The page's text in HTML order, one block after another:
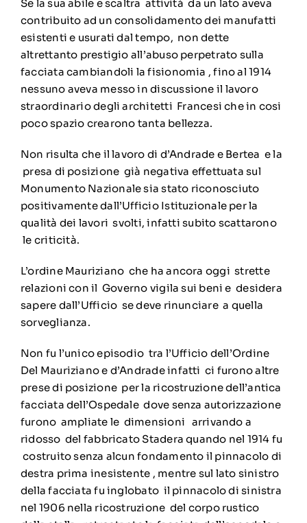
Se la sua abile e scaltra attività da un lato aveva
contribuito ad un consolidamento dei manufatti
esistenti e usurati dal tempo, non dette
altrettanto prestigio all’abuso perpetrato sulla
facciata cambiandoli la fisionomia , fino al 1914
nessuno aveva messo in discussione il lavoro
straordinario degli architetti Francesi che in cosi
poco spazio crearono tanta bellezza.
Non risulta che il lavoro di d’Andrade e Bertea e la
presa di posizione già negativa effettuata sul
Monumento Nazionale sia stato riconosciuto
positivamente dall’Ufficio Istituzionale per la
qualità dei lavori svolti, infatti subito scattarono
le criticità.
L’ordine Mauriziano che ha ancora oggi strette
relazioni con il Governo vigila sui beni e desidera
sapere dall’Ufficio se deve rinunciare a quella
sorveglianza.
Non fu l’unico episodio tra l’Ufficio dell’Ordine
Del Mauriziano e d’Andrade infatti ci furono altre
prese di posizione per la ricostruzione dell’antica
facciata dell’Ospedale dove senza autorizzazione
furono ampliate le dimensioni arrivando a
ridosso del fabbricato Stadera quando nel 1914 fu
costruito senza alcun fondamento il pinnacolo di
destra prima inesistente , mentre sul lato sinistro
della facciata fu inglobato il pinnacolo di sinistra
nel 1906 nella ricostruzione del corpo rustico